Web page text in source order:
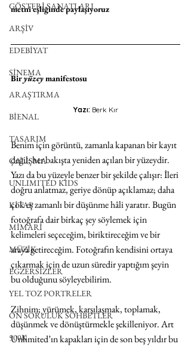
GÖSTERİ SANATLARI
ARŞİV
EDEBİYAT
SİNEMA
ARAŞTIRMA
BİENAL
TASARIM
ÇALIŞMA
UNLIMITED KIDS
KİTAP
MİMARİ
MÜZİK
EGZERSİZLER
YEL TOZ PORTRELER
ON SORULUK SOHBETLER
500K
metni eşliğinde paylaşıyoruz
Bir yüzey manifestosu
Yazı: Berk Kır
Benim için görüntü, zamanla kapanan bir kayıt
değil; her bakışta yeniden açılan bir yüzeydir.
Yazı da bu yüzeyle benzer bir şekilde çalışır: İleri
doğru anlatmaz, geriye dönüp açıklamaz; daha
çok eş zamanlı bir düşünme hâli yaratır. Bugün
fotoğrafa dair birkaç şey söylemek için
kelimeleri seçeceğim, biriktireceğim ve bir
araya getireceğim. Fotoğrafın kendisini ortaya
çıkarmak için de uzun süredir yaptığım şeyin
bu olduğunu söyleyebilirim.
Zihnim; yürümek, karşılaşmak, toplamak,
düşünmek ve dönüştürmekle şekilleniyor. Art
Unlimited’ın kapakları için de son beş yıldır bu